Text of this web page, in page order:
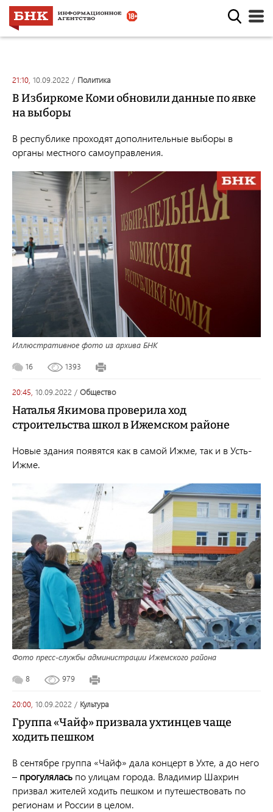
21:10, 10.09.2022 / политика
В Избиркоме Коми обновили данные по явке
на выборы
В республике проходят дополнительные выборы в
органы местного самоуправления.
Иллюстративное фото из архива БНК
16 1393
20:45, 10.09.2022 / общество
Наталья Якимова проверила ход
строительства школ в Ижемском районе
Новые здания появятся как в самой Ижме, так и в Усть-
Ижме.
Фото пресс-службы администрации Ижемского района
8 979
20:00, 10.09.2022 / культура
Группа «Чайф» призвала ухтинцев чаще
ходить пешком
В сентябре группа «Чайф» дала концерт в Ухте, а до него
– прогулялась по улицам города. Владимир Шахрин
призвал жителей ходить пешком и путешествовать по
регионам и России в целом.